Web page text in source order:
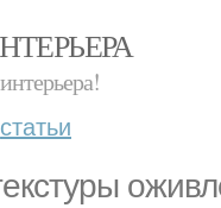
статьи